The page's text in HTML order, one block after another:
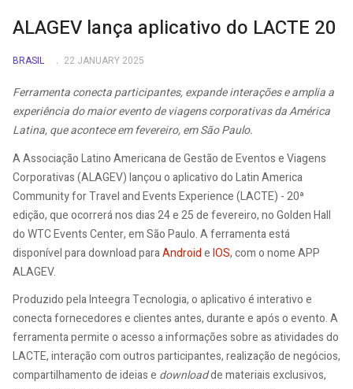
ALAGEV lança aplicativo do LACTE 20
BRASIL 22 JANUARY 2025
Ferramenta conecta participantes, expande interações e amplia a
experiência do maior evento de viagens corporativas da América
Latina, que acontece em fevereiro, em São Paulo.
A Associação Latino Americana de Gestão de Eventos e Viagens
Corporativas (ALAGEV) lançou o aplicativo do Latin America
Community for Travel and Events Experience (LACTE) - 20ª
edição, que ocorrerá nos dias 24 e 25 de fevereiro, no Golden Hall
do WTC Events Center, em São Paulo. A ferramenta está
disponível para download paraAndroideIOS, com o nome APP
ALAGEV.
Produzido pela Inteegra Tecnologia, o aplicativo é interativo e
conecta fornecedores e clientes antes, durante e após o evento. A
ferramenta permite o acesso a informações sobre as atividades do
LACTE, interação com outros participantes, realização de negócios,
compartilhamento de ideias e downloadde materiais exclusivos,